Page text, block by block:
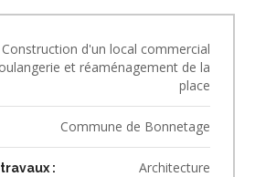
Construction d'un local commercial
et réaménagement de la
place
Commune de Bonnetage
: Architecture